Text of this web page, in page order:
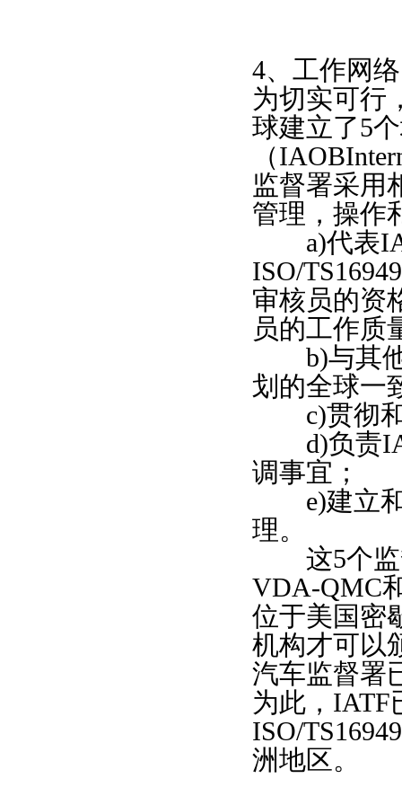
4、工作网络
为切实可行
球建立了5
（
监督署采用
管理，操作
a)代表
ISO/
审核员的资
员的工作质
b)与其他
划的全球一
c)贯彻和
d)负责
调事宜；
e)建立和
理。
这5个监
VDA-QMC
位于美国密
机构才可以
汽车监督署
为此，IATF
ISO/
洲地区。